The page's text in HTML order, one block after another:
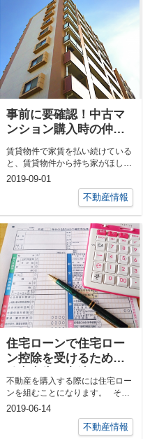
事前に要確認！中古マ
ンション購入時の仲介
賃貸物件で家賃を払い続けている
と、賃貸物件から持ち家がほしい
と考える方が多いと思います。
2019-09-01
不動産情報
住宅ローンで住宅ロー
ン控除を受けるための
不動産を購入する際には住宅ロー
ンを組むことになります。 その
際には住宅ローン控除を...
2019-06-14
不動産情報